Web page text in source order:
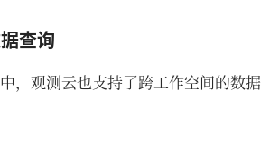
查询
，观测云也支持了跨工作空间的数据